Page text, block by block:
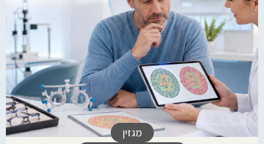
מגזין